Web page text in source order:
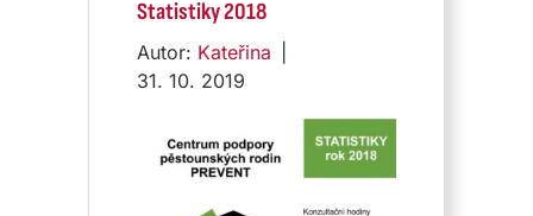
Statistiky 2018
Autor: Kateřina
31. 10. 2019